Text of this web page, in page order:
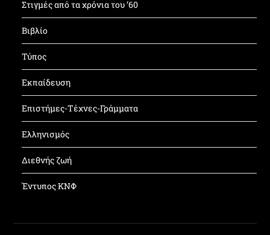
Στιγμές από τα χρόνια του ’60
Βιβλίο
Τύπος
Εκπαίδευση
Επιστήμες-Τέχνες-Γράμματα
Ελληνισμός
Διεθνής ζωή
Έντυπος ΚΝΦ